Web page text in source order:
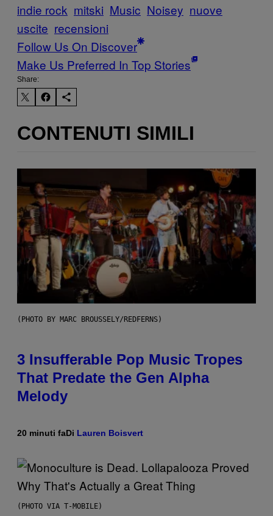
indie rock mitski Music Noisey nuove
uscite recensioni
Follow Us On Discover
Make Us Preferred In Top Stories
Share:
CONTENUTI SIMILI
(PHOTO BY MARC BROUSSELY/REDFERNS)
3 Insufferable Pop Music Tropes
That Predate the Gen Alpha
Melody
20 minuti faDi Lauren Boisvert
(PHOTO VIA T-MOBILE)